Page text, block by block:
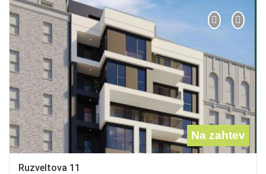
Na zahtev
Ruzveltova 11